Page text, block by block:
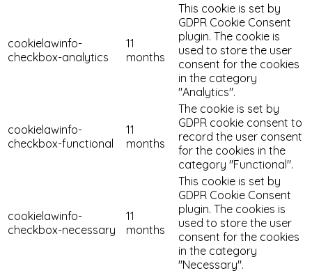
cookielawinfo-
checkbox-analytics
11
months
This cookie is set by
GDPR Cookie Consent
plugin. The cookie is
used to store the user
consent for the cookies
in the category
"Analytics".
cookielawinfo-
checkbox-functional
11
months
The cookie is set by
GDPR cookie consent to
record the user consent
for the cookies in the
category "Functional".
cookielawinfo-
checkbox-necessary
11
months
This cookie is set by
GDPR Cookie Consent
plugin. The cookies is
used to store the user
consent for the cookies
in the category
"Necessary".